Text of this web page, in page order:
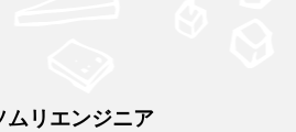
ムリエンジニア